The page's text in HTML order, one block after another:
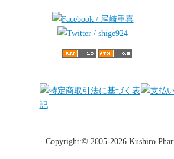
Copyright:© 2005-2026 Kushiro